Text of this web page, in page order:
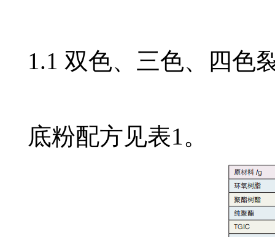
1.1 双色、三色、四色
底粉配方见表1。